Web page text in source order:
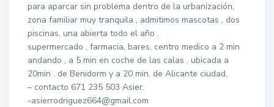
para aparcar sin problema dentro de la urbanización,
zona familiar muy tranquila , admitimos mascotas , dos
piscinas, una abierta todo el año .
supermercado , farmacia, bares, centro medico a 2 min
andando , a 5 min en coche de las calas . ubicada a
20min . de Benidorm y a 20 min. de Alicante ciudad.
– contacto 671 235 503 Asier.
-asierrodriguez664@gmail.com